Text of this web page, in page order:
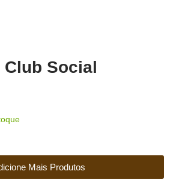
Social
Mais Produtos